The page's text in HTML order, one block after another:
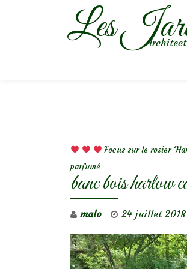
Les
Focus sur le rosier
parfumé
banc bois harlow
malo 24 juillet 2018